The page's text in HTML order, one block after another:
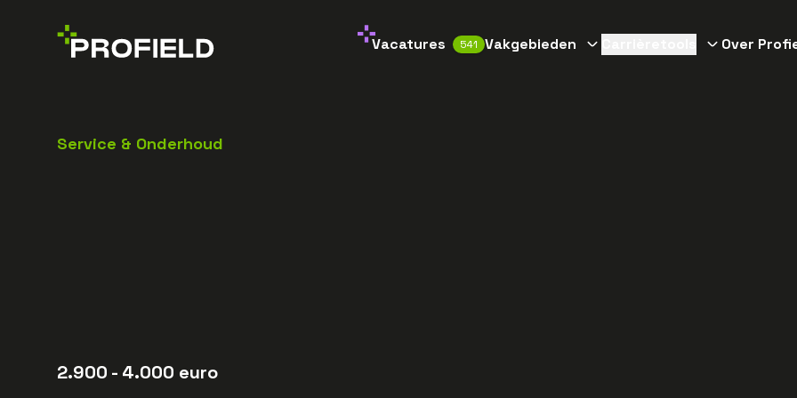
Vacatures 541 Vakgebieden Over
Service & Onderhoud
2.900 - 4.000 euro